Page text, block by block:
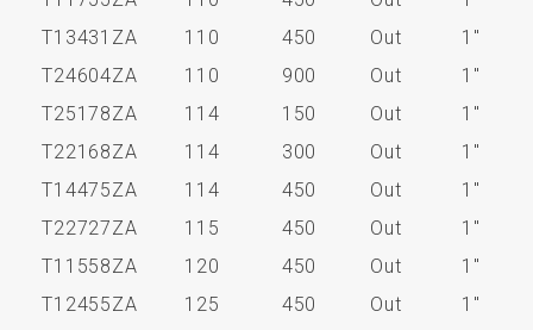
T13431ZA
110 450 Out
1"
T24604ZA
110 900 Out
1"
T25178ZA
114 150 Out
1"
T22168ZA
114 300 Out
1"
T14475ZA
114 450 Out
1"
T22727ZA
115 450 Out
1"
T11558ZA
120 450 Out
1"
T12455ZA
125 450 Out
1"